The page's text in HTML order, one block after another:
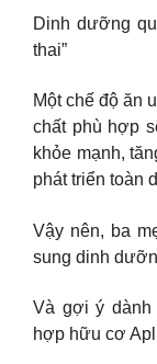
Dinh dưỡng
thai”
Một chế độ ăn
chất phù hợp
khỏe mạnh,
phát triển toàn
Vậy nên, ba
sung dinh
Và gợi ý dành
hợp hữu cơ